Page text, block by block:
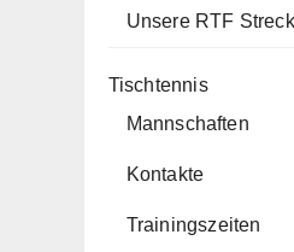
Unsere RTF
Tischtennis
Mannschaften
Kontakte
Trainingszeiten